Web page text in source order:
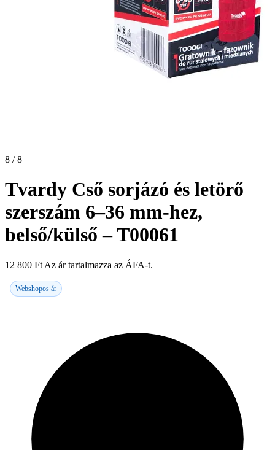
8 / 8
Tvardy Cső sorjázó és letörő
szerszám 6–36 mm-hez,
belső/külső – T00061
12 800 Ft Az ár tartalmazza az ÁFA-t.
Webshopos ár